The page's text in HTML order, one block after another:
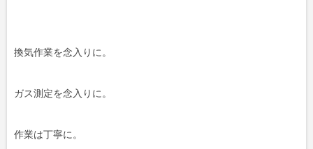
換気作業を念入りに。
ガス測定を念入りに。
作業は丁寧に。